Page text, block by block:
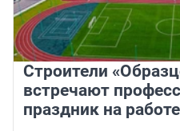
Строители
встречают
праздник на работе